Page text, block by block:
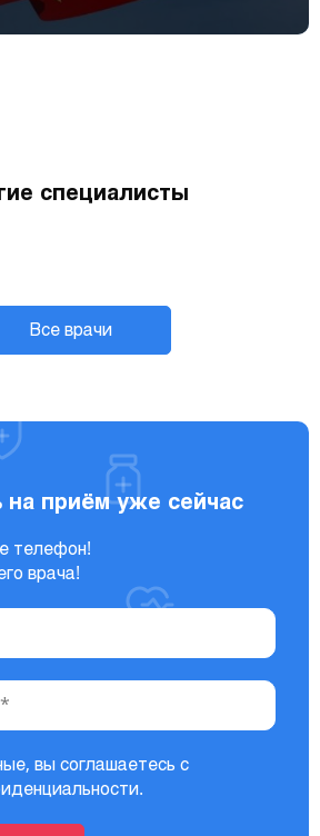
специалисты
Все врачи
на приём уже сейчас
телефон!
врача!
вы соглашаетесь с
.